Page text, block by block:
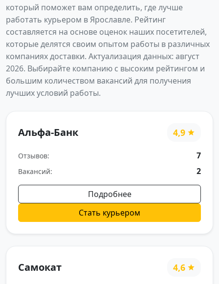
который поможет вам определить, где лучше
работать курьером в Ярославле. Рейтинг
составляется на основе оценок наших посетителей,
которые делятся своим опытом работы в различных
компаниях доставки. Актуализация данных: август
2026. Выбирайте компанию с высоким рейтингом и
большим количеством вакансий для получения
лучших условий работы.
Альфа-Банк 4,9
Отзывов: 7
Вакансий: 2
Подробнее
Стать курьером
Самокат 4,6